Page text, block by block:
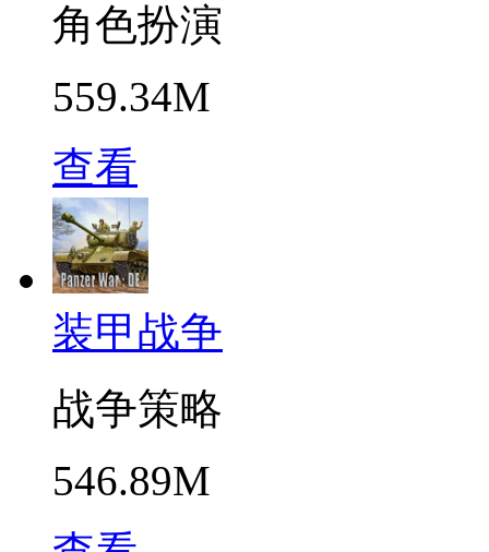
角色扮演
559.34M
查看
装甲战争
战争策略
546.89M